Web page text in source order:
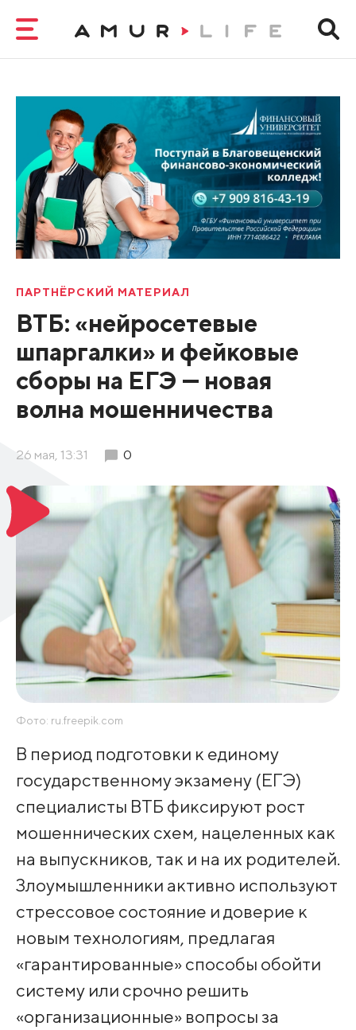
ПАРТНЁРСКИЙ МАТЕРИАЛ
ВТБ: «нейросетевые
шпаргалки» и фейковые
сборы на ЕГЭ — новая
волна мошенничества
26 мая, 13:31 0
Фото: ru.freepik.com
В период подготовки к единому
государственному экзамену (ЕГЭ)
специалисты ВТБ фиксируют рост
мошеннических схем, нацеленных как
на выпускников, так и на их родителей.
Злоумышленники активно используют
стрессовое состояние и доверие к
новым технологиям, предлагая
«гарантированные» способы обойти
систему или срочно решить
«организационные» вопросы за